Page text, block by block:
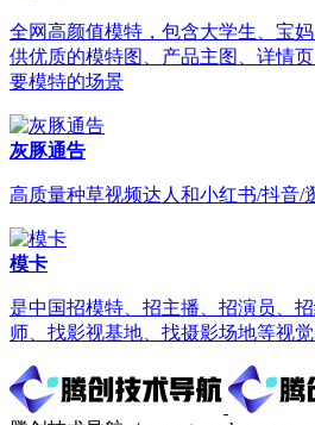
全网高颜值模特，包含大学生、宝
供优质的模特图、产品主图、详情
要模特的场景
灰豚通告
高质量种草视频达人和小红书/抖音/
模卡
是中国招模特、招主播、招演员、
师、找影视基地、找摄影场地等视